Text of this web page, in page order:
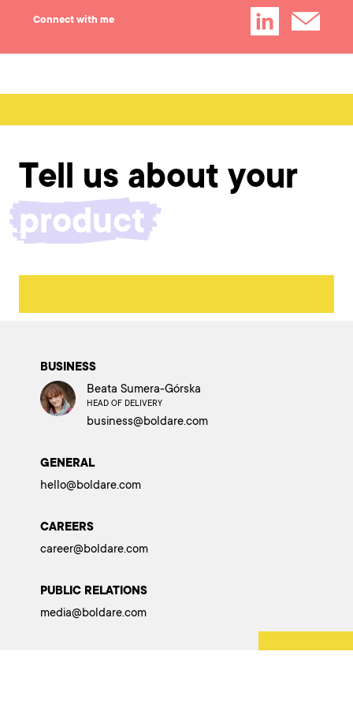
Connect with me
Tell us about your
challenge
BUSINESS
Beata Sumera-Górska
HEAD OF DELIVERY
business@boldare.com
GENERAL
hello@boldare.com
CAREERS
career@boldare.com
PUBLIC RELATIONS
media@boldare.com